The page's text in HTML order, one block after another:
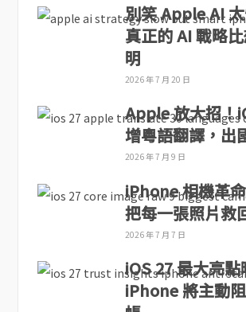
別笑 Apple AI
真正的 AI 戰略
明
2026 年 7 月 20 日
Apple 放大招！
增粵語翻譯，出
2026 年 7 月 9 日
iPhone 相機革
把每一張照片救
2026 年 7 月 7 日
iOS 27 最大亮點
iPhone 將主動